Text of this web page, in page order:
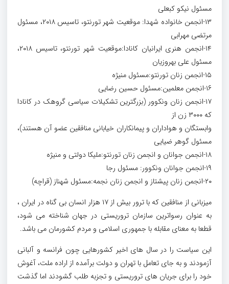
مسئول نیکو کبعلی
۱۳-انجمن خانواده شهدا: موقعیت شهر تورنتو، تاسیس ۲۰۱۸، مسئول
مرتضی مهرابی
۱۴-انجمن هنری ایرانیان کانادا:موقعیت شهر تورنتو، تاسیس ۲۰۱۸،
مسئول علی بهروزیان
۱۵-انجمن زنان تورنتو:مسئول منیژه
۱۶-انجمن معلمین:مسئول حسین رضایی
۱۷-انجمن زنان ونکوور (بزرگترین تشکیلات سیاسی گروهک در کانادا
که ۳۰۰۰ زن از
وابستگان و هواداران و پیمانکاران خیابانی منافقین عضو آن هستند)،
مسئول گوهر ضیایی
۱۸-انجمن جوانان و انجمن زنان تورنتو:ملیکا دولتی و منیژه
۱۹-انجمن جوانان ونکوور: مسئول رجا
۲۰-انجمن زنان پیشتاز و انجمن زنان نجمه:مسئول شهناز (قراچه)
میزبانی از منافقین که با ترور بیش از ۱۷ هزار انسان بی گناه در ایران ،
به عنوان رسواترین سازمان تروریستی در جهان شناخته می شود،
قطعا به معنای مقابله با جمهوری اسلامی و مردم کشورمان می باشد.
این سیاست را در سال های اخیر کشورهایی چون فرانسه و آلبانی
آزمودند و به جای تعامل با تهران و دولت برآمده از اراده ملت، آغوش
خود را برای جریان های تروریستی و تجزبه طلب گشودند اما گذشت